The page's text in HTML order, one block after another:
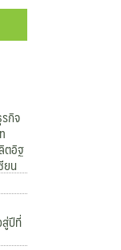
กิจ
ตอิฐ
ยน
ปีที่